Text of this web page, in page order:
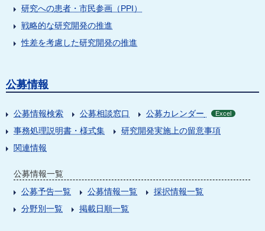
研究への患者・市民参画（PPI）
戦略的な研究開発の推進
性差を考慮した研究開発の推進
公募情報
公募情報検索 公募相談窓口 公募カレンダー Excel
事務処理説明書・様式集
研究開発実施上の留意事項
関連情報
公募情報一覧
公募予告一覧
公募情報一覧
採択情報一覧
分野別一覧
掲載日順一覧